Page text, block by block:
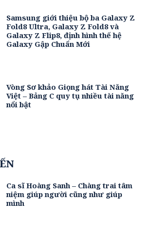
Samsung giới thiệu bộ ba Galaxy Z
Fold8 Ultra, Galaxy Z Fold8 và
Galaxy Z Flip8, định hình thế hệ
Galaxy Gập Chuẩn Mới
Vòng Sơ khảo Giọng hát Tài Năng
Việt – Bảng C quy tụ nhiều tài năng
nổi bật
Ca sĩ Hoàng Sanh – Chàng trai tâm
niệm giúp người cũng như giúp
mình